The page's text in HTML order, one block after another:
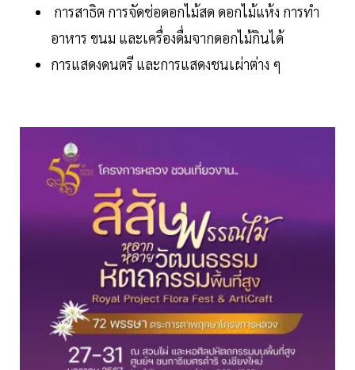
การสาธิต การจัดช่อดอกไม้สด ดอกไม้แห้ง การทำ
อาหาร ขนม และเครื่องดื่มจากดอกไม้กินได้
การแสดงดนตรี และการแสดงชนเผ่าต่าง ๆ